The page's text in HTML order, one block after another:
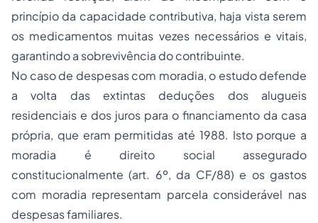
princípio da capacidade contributiva, haja vista serem
os medicamentos muitas vezes necessários e vitais,
garantindo a sobrevivência do contribuinte.
No caso de despesas com moradia, o estudo defende
a volta das extintas deduções dos alugueis
residenciais e dos juros para o financiamento da casa
própria, que eram permitidas até 1988. Isto porque a
moradia é direito social assegurado
constitucionalmente (art. 6º, da CF/88) e os gastos
com moradia representam parcela considerável nas
despesas familiares.